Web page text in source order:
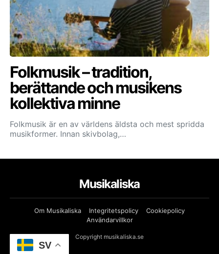
Folkmusik – tradition,
berättande och musikens
kollektiva minne
Folkmusik är en av världens äldsta och mest spridda
musikformer. Innan skivbolag,…
Musikaliska
Om Musikaliska Integritetspolicy
Cookiepolicy
Användarvillkor
Copyright musikaliska.se
SV